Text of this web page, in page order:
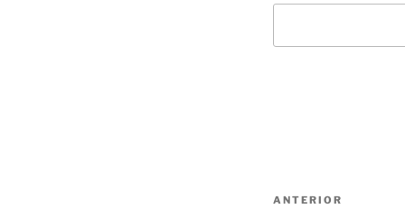
Navegación
Entrada
ANTERIOR